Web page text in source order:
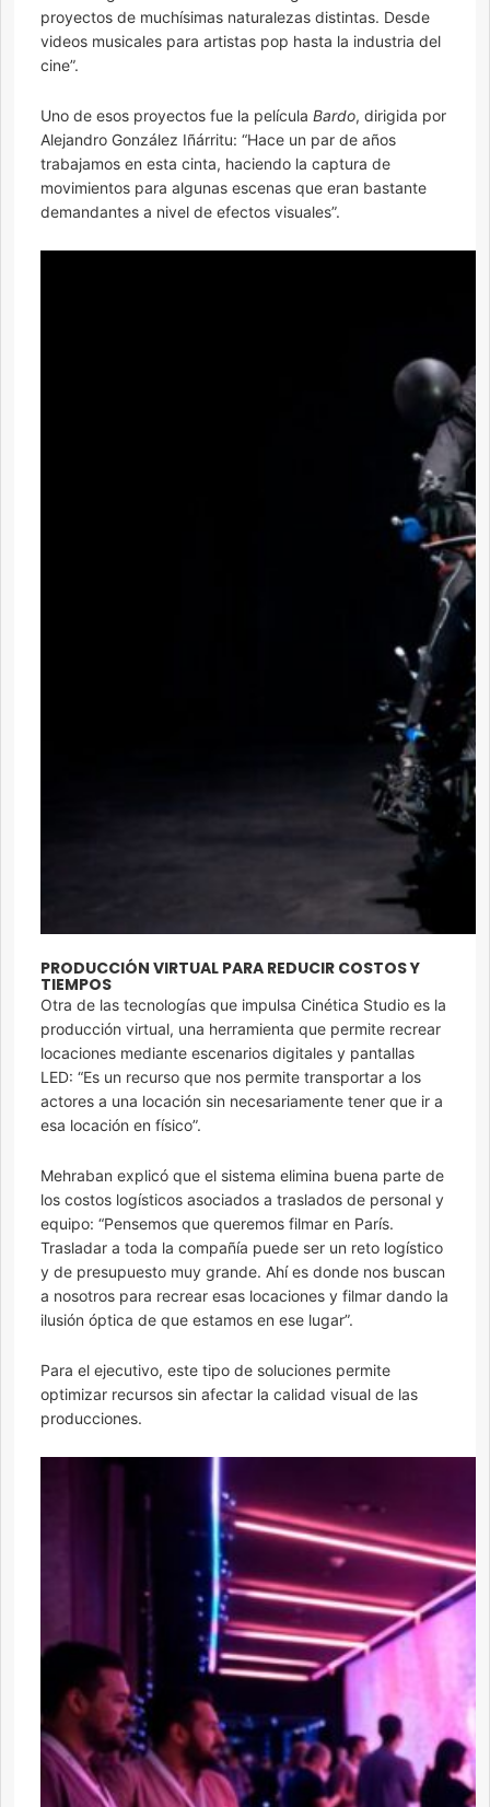
proyectos de muchísimas naturalezas distintas. Desde
videos musicales para artistas pop hasta la industria del
cine”.
Uno de esos proyectos fue la película Bardo, dirigida por
Alejandro González Iñárritu: “Hace un par de años
trabajamos en esta cinta, haciendo la captura de
movimientos para algunas escenas que eran bastante
demandantes a nivel de efectos visuales”.
PRODUCCIÓN VIRTUAL PARA REDUCIR COSTOS Y
TIEMPOS
Otra de las tecnologías que impulsa Cinética Studio es la
producción virtual, una herramienta que permite recrear
locaciones mediante escenarios digitales y pantallas
LED: “Es un recurso que nos permite transportar a los
actores a una locación sin necesariamente tener que ir a
esa locación en físico”.
Mehraban explicó que el sistema elimina buena parte de
los costos logísticos asociados a traslados de personal y
equipo: “Pensemos que queremos filmar en París.
Trasladar a toda la compañía puede ser un reto logístico
y de presupuesto muy grande. Ahí es donde nos buscan
a nosotros para recrear esas locaciones y filmar dando la
ilusión óptica de que estamos en ese lugar”.
Para el ejecutivo, este tipo de soluciones permite
optimizar recursos sin afectar la calidad visual de las
producciones.